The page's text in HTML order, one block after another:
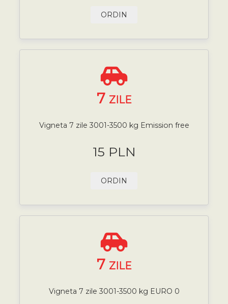
ORDIN
7 ZILE
Vigneta 7 zile 3001-3500 kg Emission free
15 PLN
ORDIN
7 ZILE
Vigneta 7 zile 3001-3500 kg EURO 0